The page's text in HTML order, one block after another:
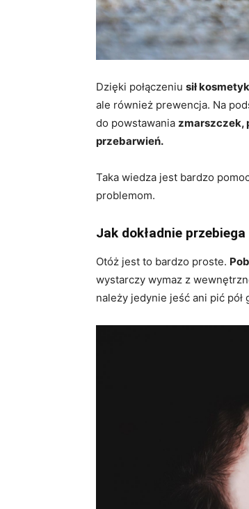
Dzięki połączeniu sił
ale również prewencja. Na
do powstawania zmarszczek,
przebarwień.
Taka wiedza jest bardzo
problemom.
Jak dokładnie
Otóż jest to bardzo proste.
wystarczy wymaz z
należy jedynie jeść ani pić